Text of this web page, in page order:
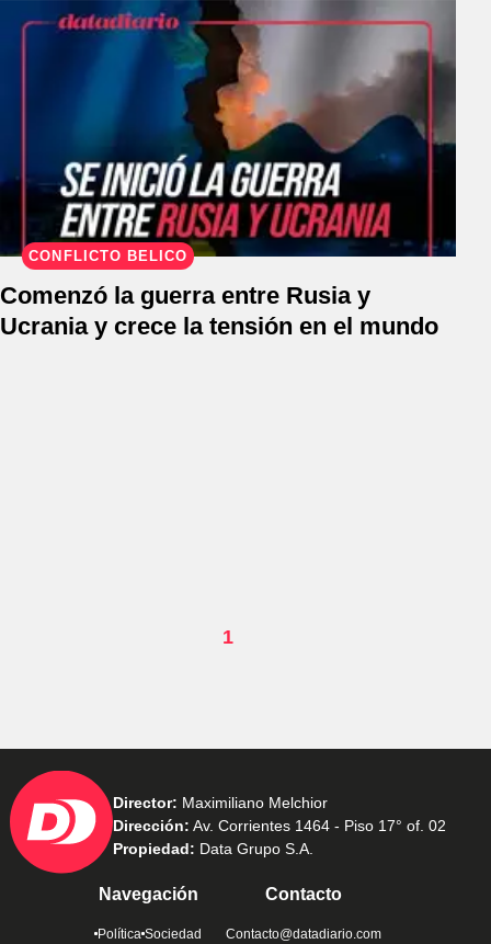
CONFLICTO BÉLICO
Comenzó la guerra entre Rusia y
Ucrania y crece la tensión en el mundo
1
Director: Maximiliano Melchior
Dirección: Av. Corrientes 1464 - Piso 17° of. 02
Propiedad: Data Grupo S.A.
Navegación
Política Sociedad
Contacto
Contacto@datadiario.com